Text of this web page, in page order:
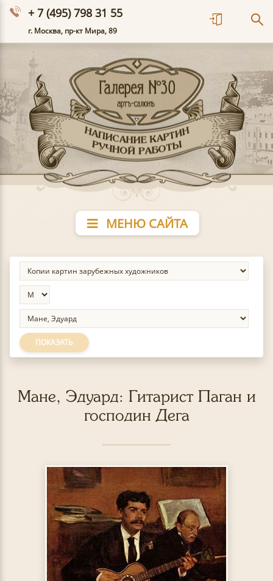
+ 7 (495) 798 31 55
г. Москва, пр-кт Мира, 89
МЕНЮ САЙТА
ПОКАЗАТЬ
Мане, Эдуард: Гитарист Паган и
господин Дега